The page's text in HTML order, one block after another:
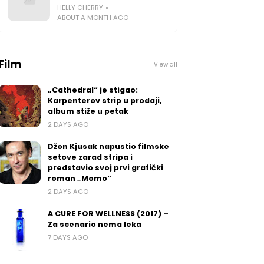
HELLY CHERRY
ABOUT A MONTH AGO
View all
„Cathedral“ je stigao:
Karpenterov strip u prodaji,
album stiže u petak
2 DAYS AGO
Džon Kjusak napustio filmske
setove zarad stripa i
predstavio svoj prvi grafički
roman „Momo“
2 DAYS AGO
A CURE FOR WELLNESS (2017) –
Za scenario nema leka
7 DAYS AGO